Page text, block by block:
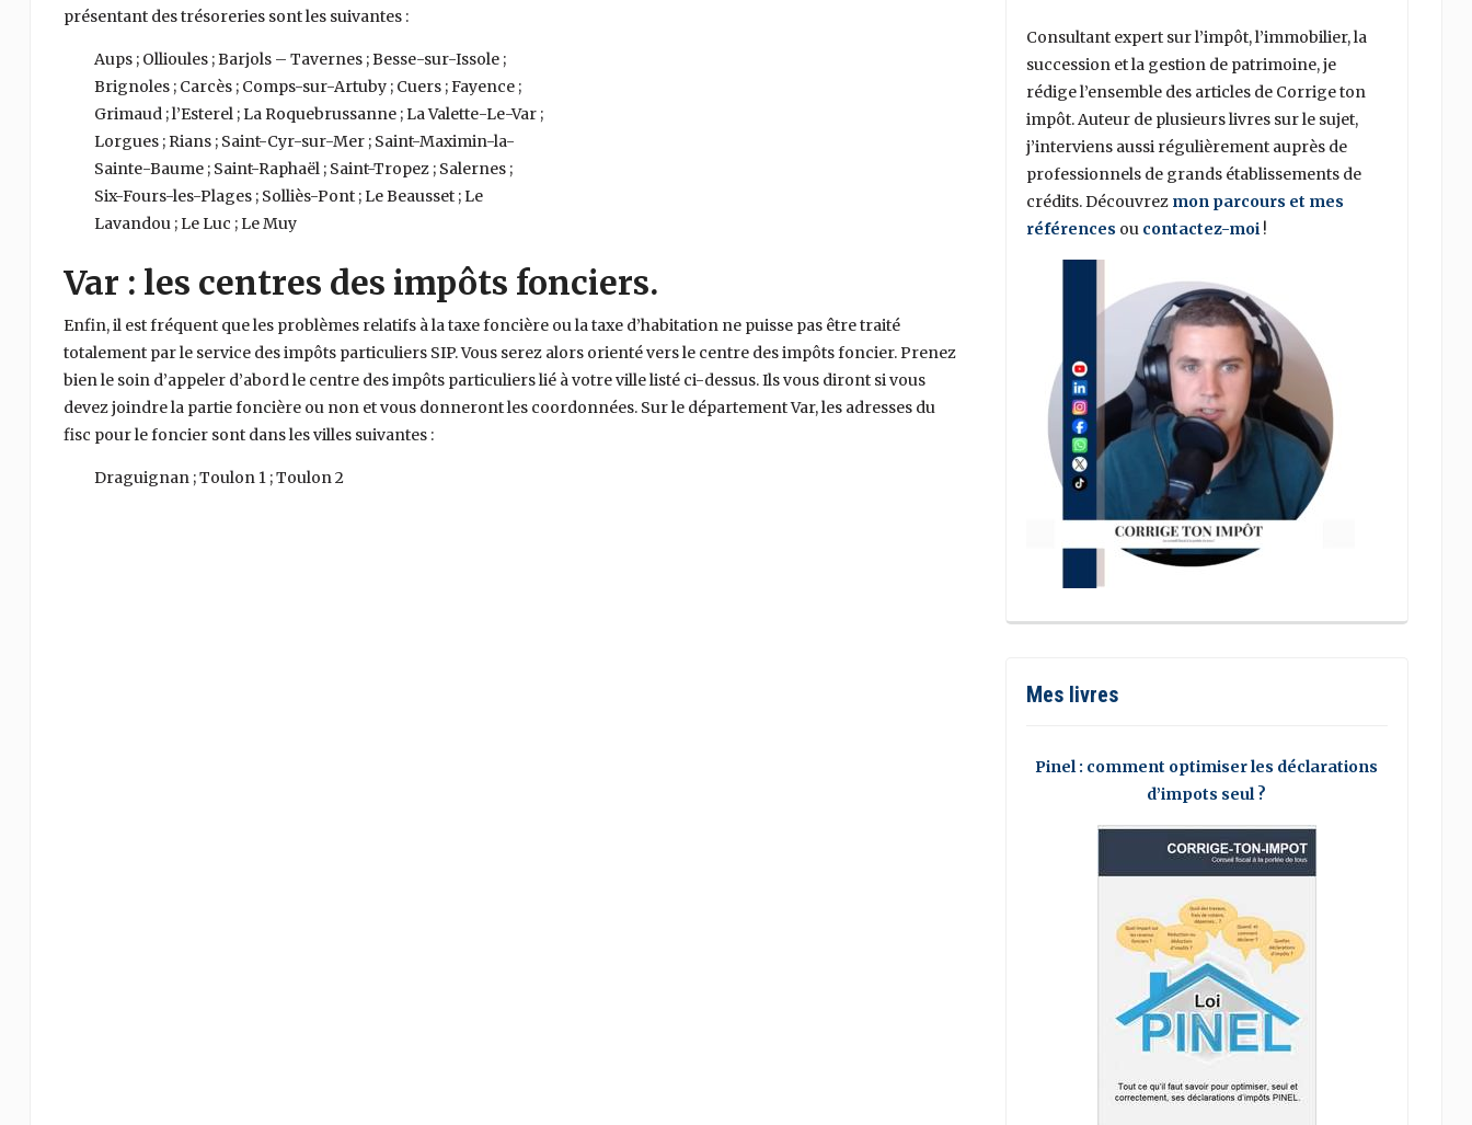
présentant des trésoreries sont les suivantes :
Aups ; Ollioules ; Barjols – Tavernes ; Besse-sur-Issole ;
Brignoles ; Carcès ; Comps-sur-Artuby ; Cuers ; Fayence ;
Grimaud ; l’Esterel ; La Roquebrussanne ; La Valette-Le-Var ;
Lorgues ; Rians ; Saint-Cyr-sur-Mer ; Saint-Maximin-la-
Sainte-Baume ; Saint-Raphaël ; Saint-Tropez ; Salernes ;
Six-Fours-les-Plages ; Solliès-Pont ; Le Beausset ; Le
Lavandou ; Le Luc ; Le Muy
Var : les centres des impôts fonciers.
Enfin, il est fréquent que les problèmes relatifs à la taxe foncière ou la taxe d’habitation ne puisse pas être traité
totalement par le service des impôts particuliers SIP. Vous serez alors orienté vers le centre des impôts foncier. Prenez
bien le soin d’appeler d’abord le centre des impôts particuliers lié à votre ville listé ci-dessus. Ils vous diront si vous
devez joindre la partie foncière ou non et vous donneront les coordonnées. Sur le département Var, les adresses du
fisc pour le foncier sont dans les villes suivantes :
Draguignan ; Toulon 1 ; Toulon 2
Consultant expert sur l’impôt, l’immobilier, la
succession et la gestion de patrimoine, je
rédige l’ensemble des articles de Corrige ton
impôt. Auteur de plusieurs livres sur le sujet,
j’interviens aussi régulièrement auprès de
professionnels de grands établissements de
crédits. Découvrez mon parcours et mes
références ou contactez-moi!
Mes livres
Pinel : comment optimiser les déclarations
d’impots seul ?